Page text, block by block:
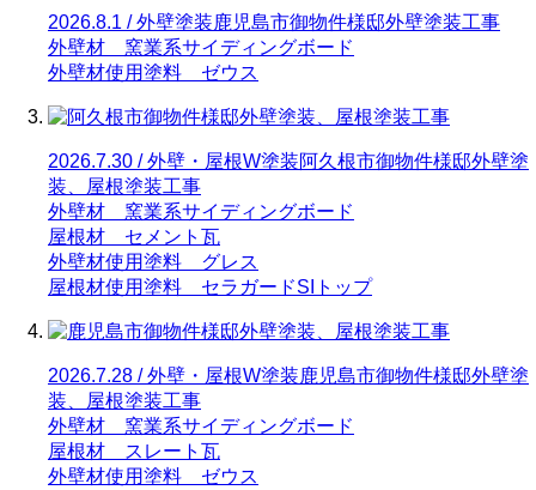
2026.8.1 / 外壁塗装鹿児島市御物件様邸外壁塗装工事
外壁材 窯業系サイディングボード
外壁材使用塗料 ゼウス
2026.7.30 / 外壁・屋根W塗装阿久根市御物件様邸外壁塗
装、屋根塗装工事
外壁材 窯業系サイディングボード
屋根材 セメント瓦
外壁材使用塗料 グレス
屋根材使用塗料 セラガードSIトップ
2026.7.28 / 外壁・屋根W塗装鹿児島市御物件様邸外壁塗
装、屋根塗装工事
外壁材 窯業系サイディングボード
屋根材 スレート瓦
外壁材使用塗料 ゼウス